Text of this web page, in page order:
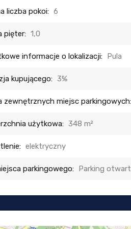
liczba pokoi: 6
pięter: 1,0
informacje o lokalizacji: Pula
kupującego: 3%
zewnętrznych miejsc parkingowych:
użytkowa: 348 m²
elektryczny
parkingowego: Parking